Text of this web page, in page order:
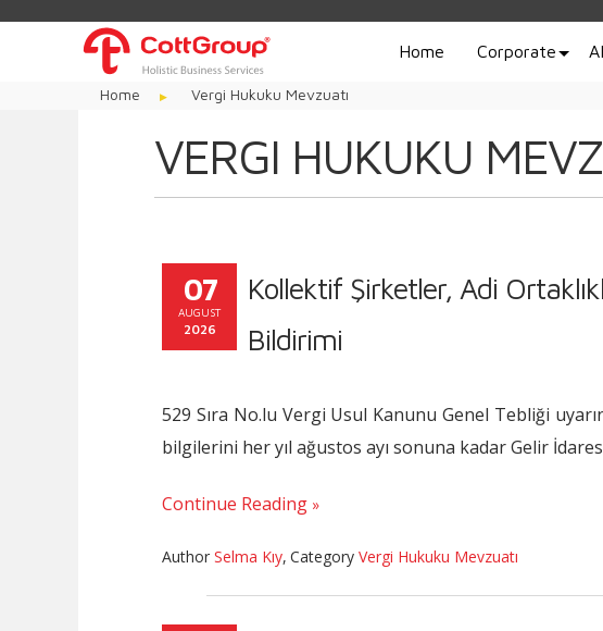
Home Corporate AI
Home Vergi Hukuku Mevzuatı
VERGI HUKUKU
07
AUGUST
2026
Kollektif Şirketler, Adi
Bildirimi
529 Sıra No.lu Vergi Usul Kanunu Genel Tebliği
bilgilerini her yıl ağustos ayı sonuna kadar Gelir
Continue Reading
Author Selma Kıy, Category Vergi Hukuku Mevzuatı